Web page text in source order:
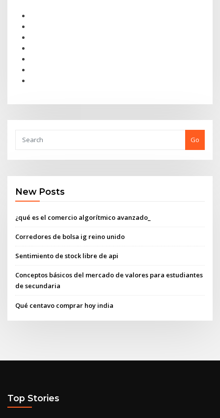
Go
New Posts
¿qué es el comercio algorítmico avanzado_
Corredores de bolsa ig reino unido
Sentimiento de stock libre de api
Conceptos básicos del mercado de valores para estudiantes
de secundaria
Qué centavo comprar hoy india
Top Stories